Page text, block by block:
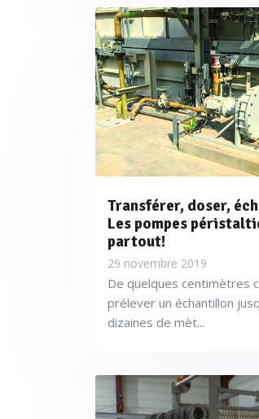
Transférer, doser,
Les pompes
partout!
29 novembre 2019
De quelques centimètres
prélever un échantillon
dizaines de mèt...